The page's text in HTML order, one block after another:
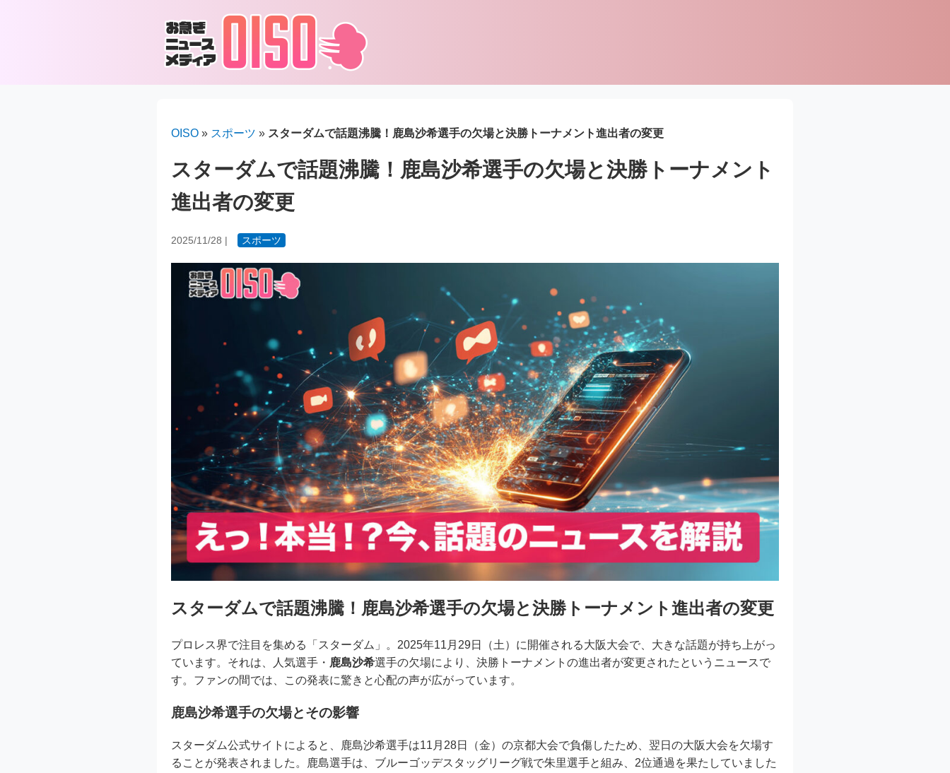
OISO » スポーツ » スターダムで話題沸騰！鹿島沙希選手の欠場と決勝トーナメント進出者の変更
スターダムで話題沸騰！鹿島沙希選手の欠場と決勝トーナメント
進出者の変更
2025/11/28 | スポーツ
スターダムで話題沸騰！鹿島沙希選手の欠場と決勝トーナメント進出者の変更
プロレス界で注目を集める「スターダム」。2025年11月29日（土）に開催される大阪大会で、大きな話題が持ち上がっ
ています。それは、人気選手・ 鹿島沙希選手の欠場により、決勝トーナメントの進出者が変更されたというニュースで
す。ファンの間では、この発表に驚きと心配の声が広がっています。
鹿島沙希選手の欠場とその影響
スターダム公式サイトによると、鹿島沙希選手は11月28日（金）の京都大会で負傷したため、翌日の大阪大会を欠場す
ることが発表されました。鹿島選手は、ブルーゴッデスタッグリーグ戦で朱里選手と組み、2位通過を果たしていました